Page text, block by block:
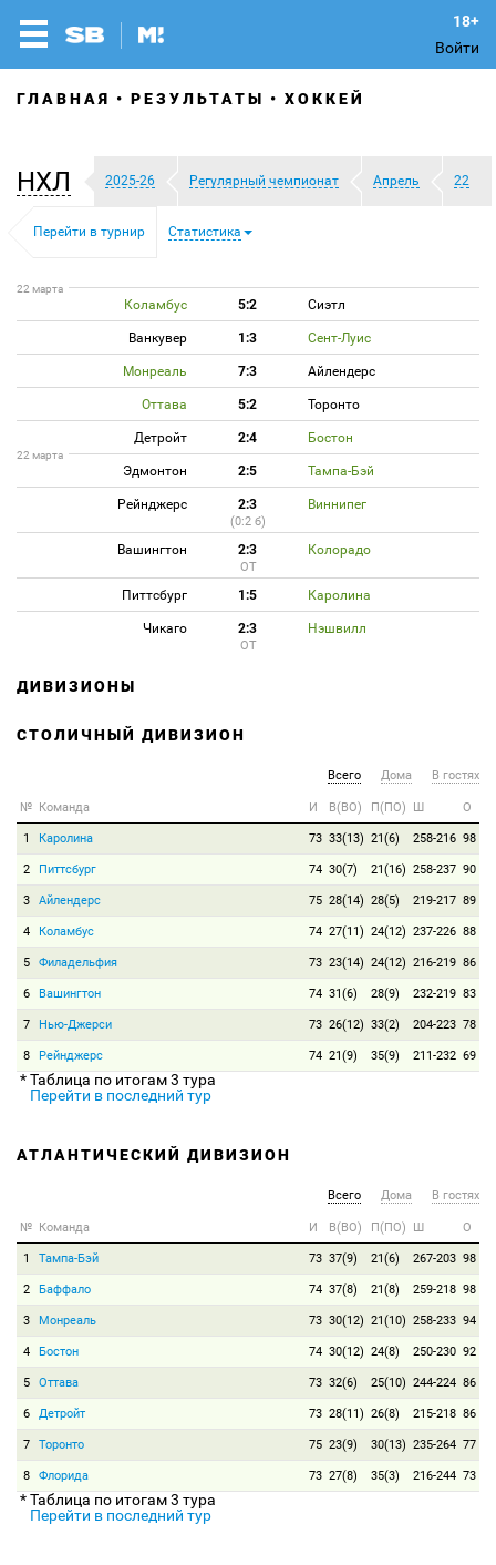
Войти
ГЛАВНАЯ РЕЗУЛЬТАТЫ ХОККЕЙ
НХЛ 2025-26 Регулярный чемпионат Апрель 22
Перейти в турнир Статистика
22 марта
Коламбус 5:2 Сиэтл
Ванкувер 1:3 Сент-Луис
Монреаль 7:3 Айлендерс
Оттава 5:2 Торонто
Детройт 2:4 Бостон
22 марта
Эдмонтон 2:5 Тампа-Бэй
Рейнджерс 2:3 Виннипег
(0:2 б)
Вашингтон 2:3 Колорадо
ОТ
Питтсбург 1:5 Каролина
Чикаго 2:3 Нэшвилл
ОТ
ДИВИЗИОНЫ
СТОЛИЧНЫЙ ДИВИЗИОН
Всего Дома В гостях
№ Команда И В(ВО) П(ПО) Ш О
1 Каролина 73 33(13) 21(6) 258-216 98
2 Питтсбург 74 30(7) 21(16) 258-237 90
3 Айлендерс 75 28(14) 28(5) 219-217 89
4 Коламбус 74 27(11) 24(12) 237-226 88
5 Филадельфия 73 23(14) 24(12) 216-219 86
6 Вашингтон 74 31(6) 28(9) 232-219 83
7 Нью-Джерси 73 26(12) 33(2) 204-223 78
8 Рейнджерс 74 21(9) 35(9) 211-232 69
* Таблица по итогам 3 тура
Перейти в последний тур
АТЛАНТИЧЕСКИЙ ДИВИЗИОН
Всего Дома В гостях
№ Команда И В(ВО) П(ПО) Ш О
1 Тампа-Бэй 73 37(9) 21(6) 267-203 98
2 Баффало 74 37(8) 21(8) 259-218 98
3 Монреаль 73 30(12) 21(10) 258-233 94
4 Бостон 74 30(12) 24(8) 250-230 92
5 Оттава 73 32(6) 25(10) 244-224 86
6 Детройт 73 28(11) 26(8) 215-218 86
7 Торонто 75 23(9) 30(13) 235-264 77
8 Флорида 73 27(8) 35(3) 216-244 73
* Таблица по итогам 3 тура
Перейти в последний тур